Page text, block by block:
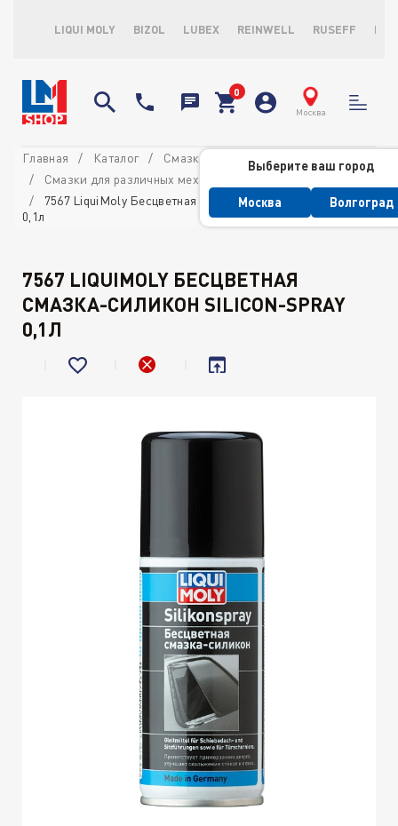
LIQUI MOLY BIZOL LUBEX REINWELL RUSEFF
Москва
Выберите ваш город
Москва Волгоград
Главная Каталог
Смазки
Смазки для различных механизмов автомобиля
7567 LiquiMoly Бесцветная смазка-силикон Silicon-Spray
0,1л
7567 LIQUIMOLY БЕСЦВЕТНАЯ
СМАЗКА-СИЛИКОН SILICON-SPRAY
0,1Л